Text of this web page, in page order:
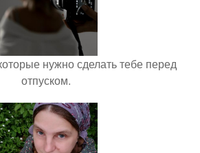
нужно сделать тебе перед
отпуском.